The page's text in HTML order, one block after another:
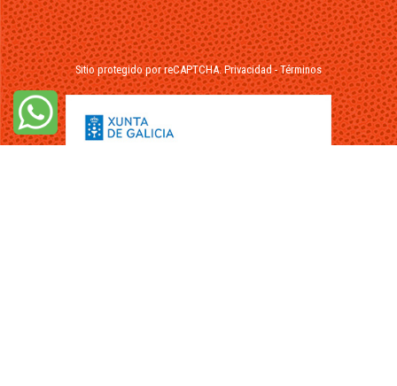
Sitio protegido por reCAPTCHA.Privacidad-Términos